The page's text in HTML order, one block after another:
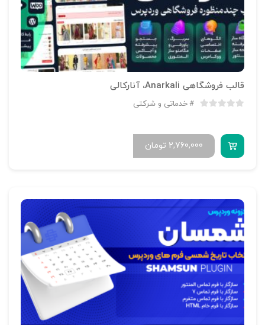
قالب فروشگاهی Anarkali، آنارکالی
خدماتی و شرکتی
تومان 2,760,000